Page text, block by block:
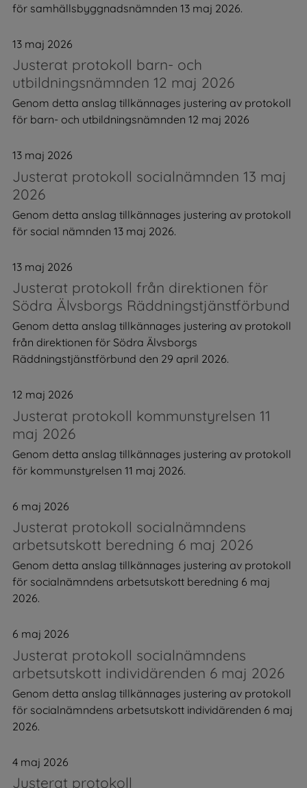
för samhällsbyggnadsnämnden 13 maj 2026.
13 maj 2026
Justerat protokoll barn- och
utbildningsnämnden 12 maj 2026
Genom detta anslag tillkännages justering av protokoll
för barn- och utbildningsnämnden 12 maj 2026
13 maj 2026
Justerat protokoll socialnämnden 13 maj
2026
Genom detta anslag tillkännages justering av protokoll
för social nämnden 13 maj 2026.
13 maj 2026
Justerat protokoll från direktionen för
Södra Älvsborgs Räddningstjänstförbund
Genom detta anslag tillkännages justering av protokoll
från direktionen för Södra Älvsborgs
Räddningstjänstförbund den 29 april 2026.
12 maj 2026
Justerat protokoll kommunstyrelsen 11
maj 2026
Genom detta anslag tillkännages justering av protokoll
för kommunstyrelsen 11 maj 2026.
6 maj 2026
Justerat protokoll socialnämndens
arbetsutskott beredning 6 maj 2026
Genom detta anslag tillkännages justering av protokoll
för socialnämndens arbetsutskott beredning 6 maj
2026.
6 maj 2026
Justerat protokoll socialnämndens
arbetsutskott individärenden 6 maj 2026
Genom detta anslag tillkännages justering av protokoll
för socialnämndens arbetsutskott individärenden 6 maj
2026.
4 maj 2026
Justerat protokoll